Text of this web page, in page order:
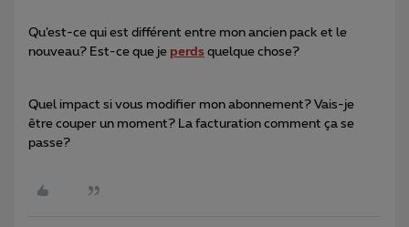
Qu’est-ce qui est différent entre mon ancien pack et le
nouveau? Est-ce que je perds quelque chose?
Quel impact si vous modifier mon abonnement? Vais-je
être couper un moment? La facturation comment ça se
passe?